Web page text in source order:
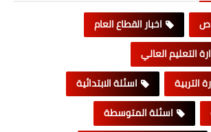
اخبار القطاع العام
التعليم العالي
التربية
اسئلة الابتدائية
اسئلة المتوسطة